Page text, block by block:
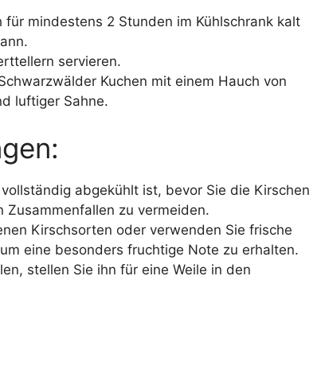
mindestens 2 Stunden im Kühlschrank kalt
servieren.
Kuchen mit einem Hauch von
luftiger Sahne.
abgekühlt ist, bevor Sie die Kirschen
zu vermeiden.
Kirschsorten oder verwenden Sie frische
eine besonders fruchtige Note zu erhalten.
stellen Sie ihn für eine Weile in den